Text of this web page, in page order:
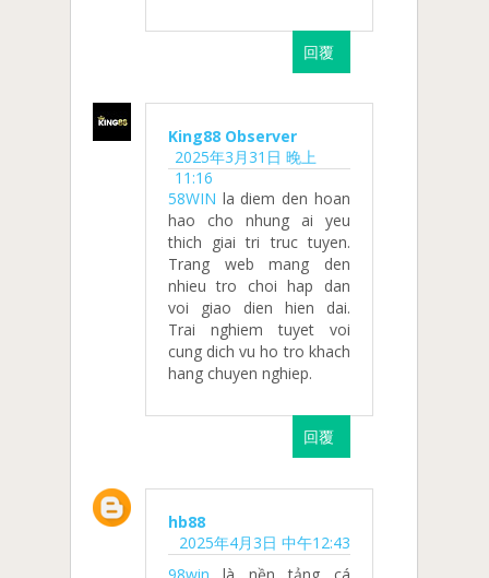
回覆
King88 Observer
2025年3月31日 晚上
11:16
58WIN la diem den hoan
hao cho nhung ai yeu
thich giai tri truc tuyen.
Trang web mang den
nhieu tro choi hap dan
voi giao dien hien dai.
Trai nghiem tuyet voi
cung dich vu ho tro khach
hang chuyen nghiep.
回覆
hb88
2025年4月3日 中午12:43